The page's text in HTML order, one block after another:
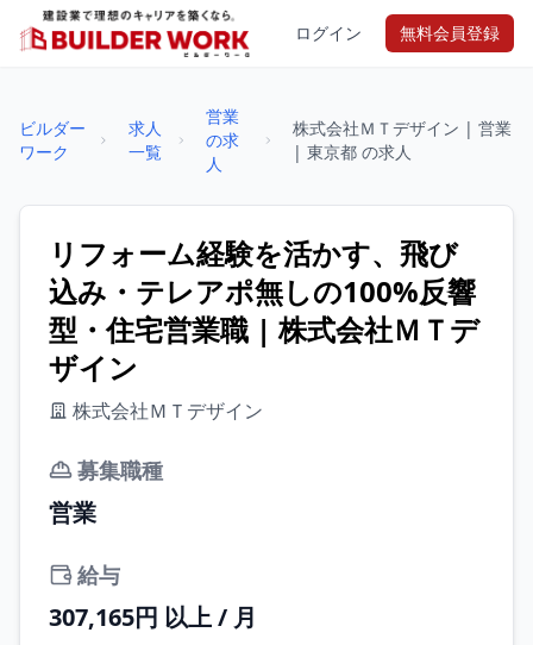
ログイン 無料会員登録
ビルダー
ワーク
求人
一覧
営業
の求
人
株式会社ＭＴデザイン | 営業
| 東京都 の求人
リフォーム経験を活かす、飛び
込み・テレアポ無しの100%反響
型・住宅営業職 | 株式会社ＭＴデ
ザイン
株式会社ＭＴデザイン
募集職種
営業
給与
307,165円 以上 / 月